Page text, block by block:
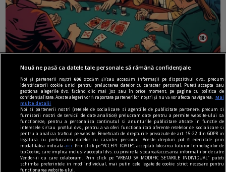
gambling
Fenomenul gamblingului social: cum devine
uneori comunicarea mai importantă decât
rezultatele în sine
Jocurile de noroc online au fost proiectate în
mare parte ca resurse pentru distracție pe cont
propriu, de la distanță, oferind intimitate -
utilizatorul interacționează asumat doar cu
operatorul platformei iGaming.
Nouă ne pasă ca datele tale personale să rămână confidențiale
Noi și partenerii noștri606 stocăm și/sau accesăm informații pe dispozitivul dvs., precum
identificatorii cookie unici pentru prelucrarea datelor cu caracter personal. Puteți accepta sau
gestiona alegerile dvs. făcând clic mai jos sau în orice moment, pe pagina cu politica de
confidențialitate. Aceste alegeri vor fi raportate partenerilor noștri și nu vă vor afecta navigarea.
Mai
multe detalii
Noi si partenerii nostri (retelele de socializare si agentiile de publicitate partenere, precum si
furnizorii nostri de servicii de date analitice) prelucram date pentru a permite website-ului sa
functioneze, pentru a personaliza continutul si anunturile publicitare afisate in functie de
interesele si/sau profilul dvs., pentru a va oferi functionalitati aferente retelelor de socializare si
pentru a analiza traficul pe website. Beneficiati de drepturile prevazute de art. 15-22 din GDPR in
legatura cu prelucrarea datelor cu caracter personal. Aceste drepturi pot fi exercitate prin
modalitatea indicataaici
. Prin click pe “ACCEPT TOATE”, acceptati folosirea tuturor Tehnologiilor de
tip Cookie, care implica inclusiv acceptul dvs. cu privire la stocarea/accesarea informatiilor de catre
Vendor-ii cu care colaboram. Prin click pe “VREAU SA MODIFIC SETARILE INDIVIDUAL” puteti
schimba preferintele in mod individual, mai putin cele legate de cookie strict necesare pentru
functionarea website-ului.